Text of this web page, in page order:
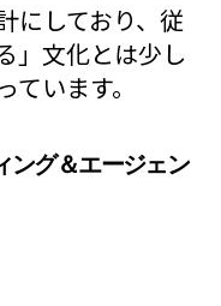
にしており、従
」文化とは少し
います。
ング＆エージェン